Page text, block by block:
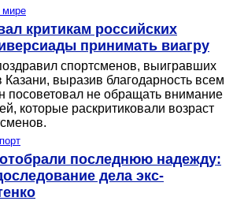
мире
критикам российских
принимать виагру
спортсменов, выигравших
выразив благодарность всем
посоветовал не обращать внимание
которые раскритиковали возраст
последнюю надежду:
дела экс-